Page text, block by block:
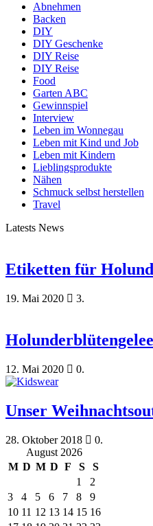
Abnehmen
Backen
DIY
DIY Geschenke
DIY Reise
DIY Reise
Food
Garten ABC
Gewinnspiel
Interview
Leben im Wonnegau
Leben mit Kind und Job
Leben mit Kindern
Lieblingsprodukte
Nähen
Schmuck selbst herstellen
Travel
Latests News
Etiketten für
19. Mai 2020 3.
Holunderblütengelee
12. Mai 2020 0.
Unser
28. Oktober 2018
0.
August 2026
M D M D F S
S
1
2
3
4 5 6 7 8
9
10 11 12 13 14 15 16